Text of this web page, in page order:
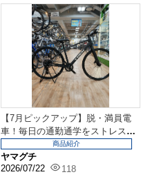
【7月ピックアップ】脱・満員電
車！毎日の通勤通学をストレスフ
リーに！タフで快適な...
ヤマグチ
2026/07/22
118
商品紹介